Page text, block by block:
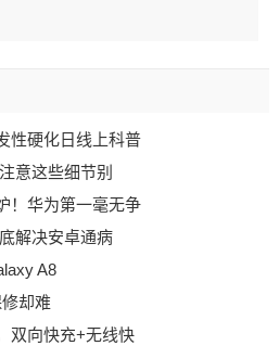
性硬化日线上科普
意这些细节别
！华为第一毫无争
解决安卓通病
A8
却难
双向快充+无线快